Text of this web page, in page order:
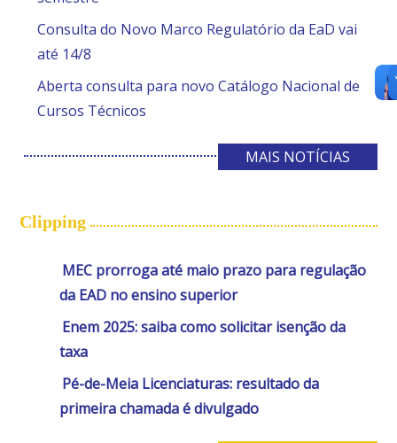
Consulta do Novo Marco Regulatório da EaD vai
até 14/8
Aberta consulta para novo Catálogo Nacional de
Cursos Técnicos
MAIS NOTÍCIAS
Clipping
MEC prorroga até maio prazo para regulação
da EAD no ensino superior
Enem 2025: saiba como solicitar isenção da
taxa
Pé-de-Meia Licenciaturas: resultado da
primeira chamada é divulgado